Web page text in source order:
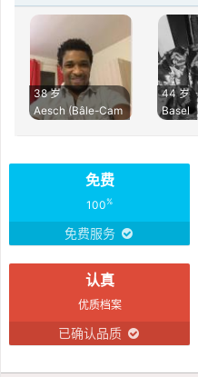
38 岁
Aesch (Bâle-Cam
44 岁
Basel
免费
100%
免费服务
认真
优质档案
已确认品质